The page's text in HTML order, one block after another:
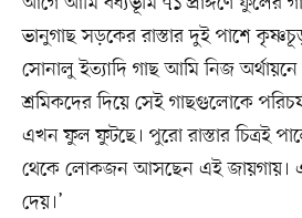
ভানুগাছ সড়কের রাস্তার দুই পাশে
সোনালু ইত্যাদি গাছ আমি নিজ অর্থায়নে
শ্রমিকদের দিয়ে সেই গাছগুলোকে
এখন ফুল ফুটছে। পুরো রাস্তার চিত্রই
থেকে লোকজন আসছেন এই জায়গায়।
দেয়।’